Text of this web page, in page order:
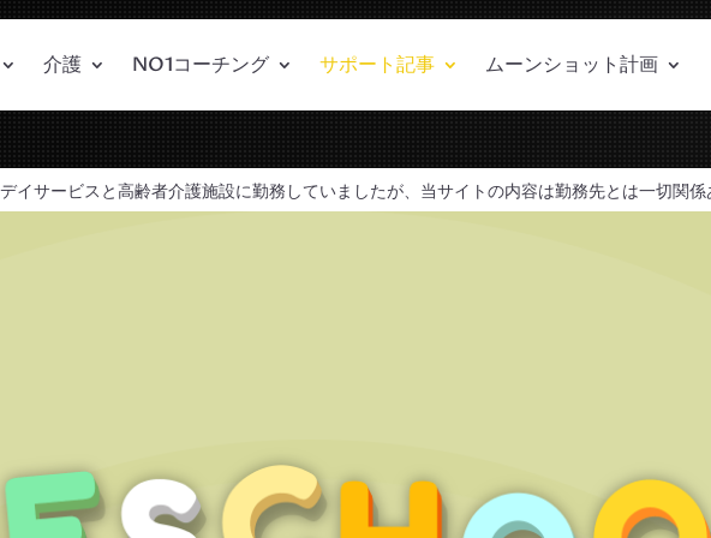
介護 NO1コーチング サポート記事 ムーンショット計画
イサービスと高齢者介護施設に勤務していましたが、当サイトの内容は勤務先とは一切関係